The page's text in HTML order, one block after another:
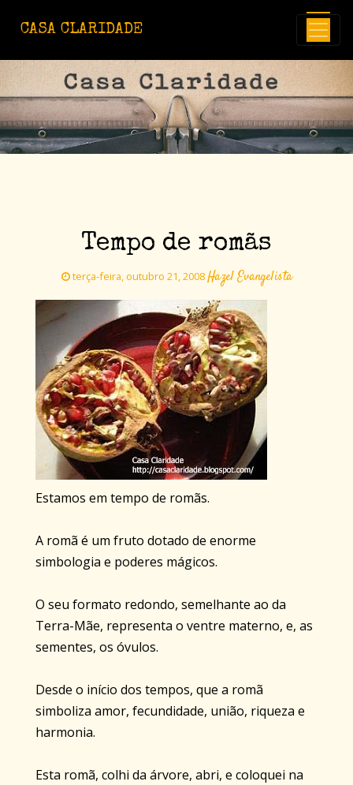
CASA CLARIDADE
Tempo de romãs
terça-feira, outubro 21, 2008Hazel Evangelista
Estamos em tempo de romãs.
A romã é um fruto dotado de enorme
simbologia e poderes mágicos.
O seu formato redondo, semelhante ao da
Terra-Mãe, representa o ventre materno, e, as
sementes, os óvulos.
Desde o início dos tempos, que a romã
simboliza amor, fecundidade, união, riqueza e
harmonia.
Esta romã, colhi da árvore, abri, e coloquei na